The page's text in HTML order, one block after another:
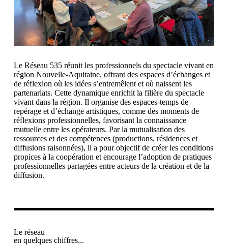
Le Réseau 535 réunit les professionnels du spectacle vivant en
région Nouvelle-Aquitaine, offrant des espaces d’échanges et
de réflexion où les idées s’entremêlent et où naissent les
partenariats. Cette dynamique enrichit la filière du spectacle
vivant dans la région. Il organise des espaces-temps de
repérage et d’échange artistiques, comme des moments de
réflexions professionnelles, favorisant la connaissance
mutuelle entre les opérateurs. Par la mutualisation des
ressources et des compétences (productions, résidences et
diffusions raisonnées), il a pour objectif de créer les conditions
propices à la coopération et encourage l’adoption de pratiques
professionnelles partagées entre acteurs de la création et de la
diffusion.
Le réseau
en quelques chiffres...